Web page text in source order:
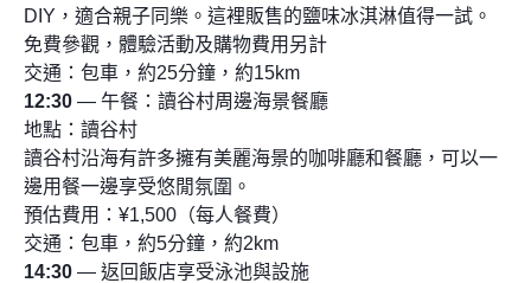
DIY，適合親子同樂。這裡販售的鹽味冰淇淋值得一試。
免費參觀，體驗活動及購物費用另計
交通：包車，約25分鐘，約15km
12:30 — 午餐：讀谷村周邊海景餐廳
地點：讀谷村
讀谷村沿海有許多擁有美麗海景的咖啡廳和餐廳，可以一
邊用餐一邊享受悠閒氛圍。
預估費用：¥1,500（每人餐費）
交通：包車，約5分鐘，約2km
14:30 — 返回飯店享受泳池與設施